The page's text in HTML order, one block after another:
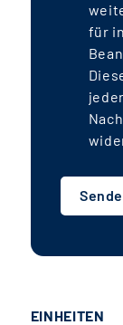
für
EINHEITEN